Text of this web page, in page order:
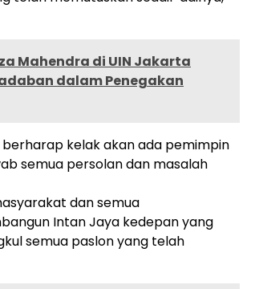
Mahendra di UIN Jakarta
dalam Penegakan
kelak akan ada pemimpin
semua persolan dan masalah
dan semua
Intan Jaya kedepan yang
semua paslon yang telah